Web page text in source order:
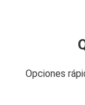
Opciones